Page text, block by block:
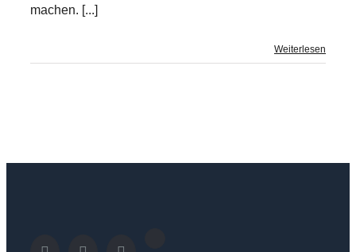
machen. [...]
Weiterlesen